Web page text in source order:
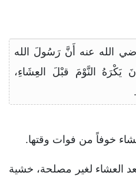
رضي الله عنه أَنَّ رَسُولَ الله
النَّوْمَ قبْلَ العِشَاءِ،
العشاء لغير مصلحة، خشية